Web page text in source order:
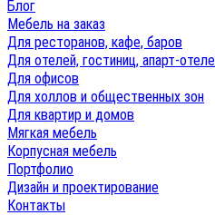
Блог
Мебель на заказ
Для ресторанов, кафе, баров
Для отелей, гостиниц, апарт-
Для офисов
Для холлов и общественных зон
Для квартир и домов
Мягкая мебель
Корпусная мебель
Портфолио
Дизайн и проектирование
Контакты